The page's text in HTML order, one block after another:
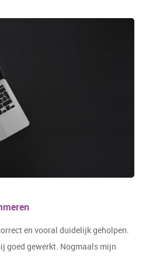
en vooral duidelijk geholpen.
goed gewerkt. Nogmaals mijn